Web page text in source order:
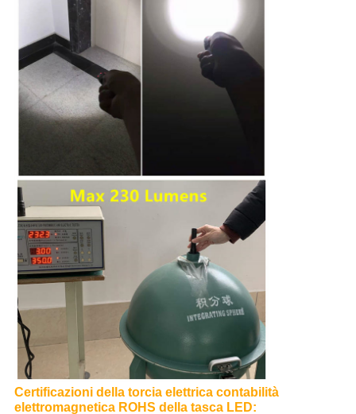
Certificazioni della torcia elettrica contabilità
elettromagnetica ROHS della tasca LED: